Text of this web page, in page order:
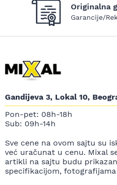
Originalna
Garancije/
Gandijeva 3, Lokal 10,
Pon-pet: 08h-18h
Sub: 09h-14h
Sve cene na ovom sajtu su
već uračunat u cenu. Mixal
artikli na sajtu budu
specifikacijom, fotografijama